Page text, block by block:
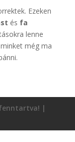
Ezeken
és fa
lenne
még ma
|